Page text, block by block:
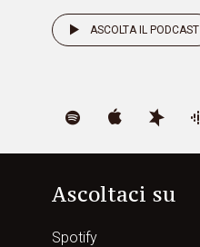
ASCOLTA IL PODCAST
Ascoltaci su
Spotify